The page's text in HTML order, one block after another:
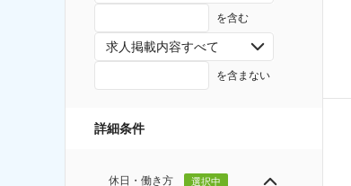
を含む
求人掲載内容すべて
を含まない
詳細条件
休日・働き方 選択中